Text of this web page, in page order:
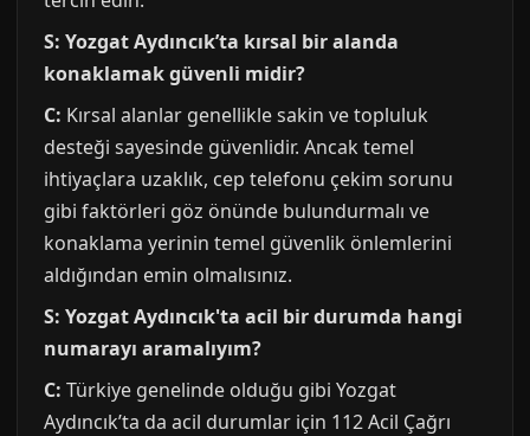
S: Yozgat Aydıncık’ta kırsal bir alanda
konaklamak güvenli midir?
C: Kırsal alanlar genellikle sakin ve topluluk
desteği sayesinde güvenlidir. Ancak temel
ihtiyaçlara uzaklık, cep telefonu çekim sorunu
gibi faktörleri göz önünde bulundurmalı ve
konaklama yerinin temel güvenlik önlemlerini
aldığından emin olmalısınız.
S: Yozgat Aydıncık'ta acil bir durumda hangi
numarayı aramalıyım?
C: Türkiye genelinde olduğu gibi Yozgat
Aydıncık’ta da acil durumlar için 112 Acil Çağrı